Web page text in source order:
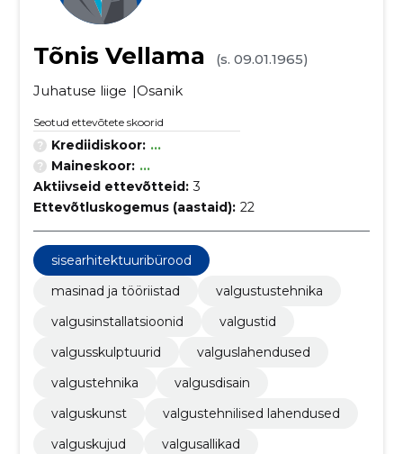
Tõnis Vellama
(s. 09.01.1965)
Juhatuse liige
Osanik
Seotud ettevõtete skoorid
Krediidiskoor: ...
Maineskoor: ...
Aktiivseid ettevõtteid: 3
Ettevõtluskogemus (aastaid): 22
sisearhitektuuribürood
masinad ja tööriistad
valgustustehnika
valgusinstallatsioonid
valgustid
valgusskulptuurid
valguslahendused
valgustehnika
valgusdisain
valguskunst
valgustehnilised lahendused
valguskujud
valgusallikad